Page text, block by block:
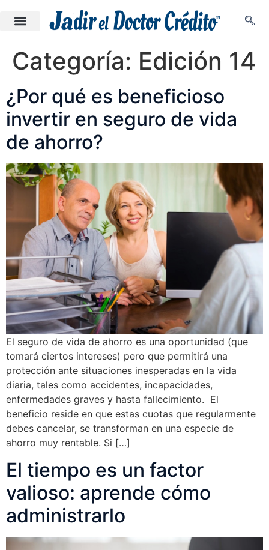
Categoría: Edición 14
¿Por qué es beneficioso
invertir en seguro de vida
de ahorro?
El seguro de vida de ahorro es una oportunidad (que
tomará ciertos intereses) pero que permitirá una
protección ante situaciones inesperadas en la vida
diaria, tales como accidentes, incapacidades,
enfermedades graves y hasta fallecimiento. El
beneficio reside en que estas cuotas que regularmente
debes cancelar, se transforman en una especie de
ahorro muy rentable. Si […]
El tiempo es un factor
valioso: aprende cómo
administrarlo